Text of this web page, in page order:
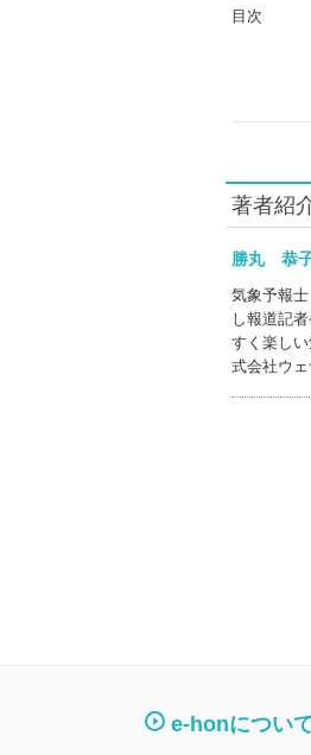
目次
著者紹
勝丸 恭
気象予報
し報道記
すく楽し
式会社ウ
e-honについ